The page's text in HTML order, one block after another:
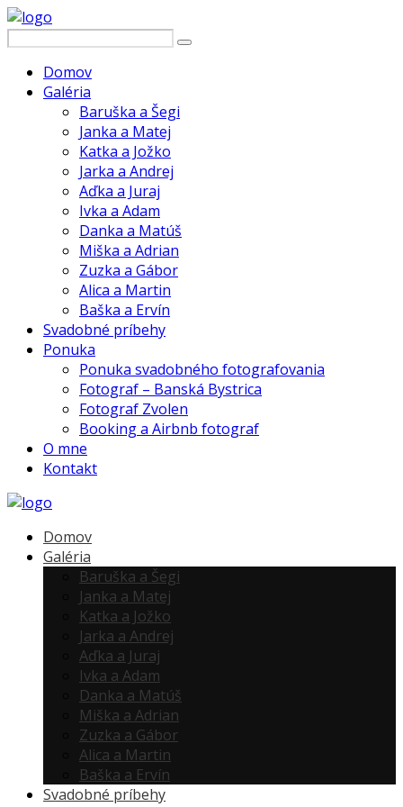
Domov
Galéria
Baruška a Šegi
Janka a Matej
Katka a Jožko
Jarka a Andrej
Aďka a Juraj
Ivka a Adam
Danka a Matúš
Miška a Adrian
Zuzka a Gábor
Alica a Martin
Baška a Ervín
Svadobné príbehy
Ponuka
Ponuka svadobného fotografovania
Fotograf – Banská Bystrica
Fotograf Zvolen
Booking a Airbnb fotograf
O mne
Kontakt
Domov
Galéria
Baruška a Šegi
Janka a Matej
Katka a Jožko
Jarka a Andrej
Aďka a Juraj
Ivka a Adam
Danka a Matúš
Miška a Adrian
Zuzka a Gábor
Alica a Martin
Baška a Ervín
Svadobné príbehy